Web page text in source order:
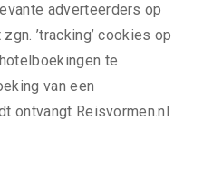
adverteerders op
’tracking’ cookies op
te
van een
ontvangt Reisvormen.nl